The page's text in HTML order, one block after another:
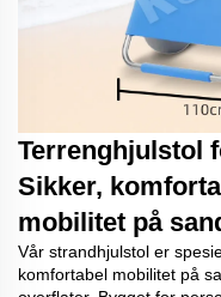
Terrenghjulstol
Sikker,
mobilitet på
Vår strandhjulstol er
komfortabel mobilitet på